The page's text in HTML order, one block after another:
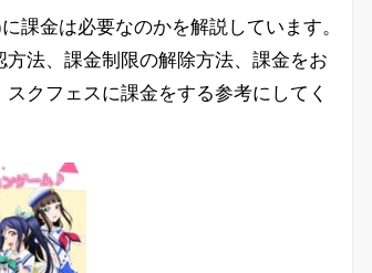
課金は必要なのかを解説しています。
法、課金制限の解除方法、課金をお
クフェスに課金をする参考にしてく